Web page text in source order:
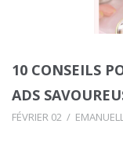
10 CONSEILS
ADS
FÉVRIER 02